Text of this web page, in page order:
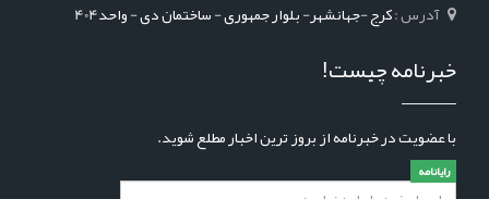
آدرس :کرج -جهانشهر- بلوار جمهوری - ساختمان دی - واحد404
خبرنامه چیست!
با عضویت در خبرنامه از بروز ترین اخبار مطلع شوید.
رایانامه